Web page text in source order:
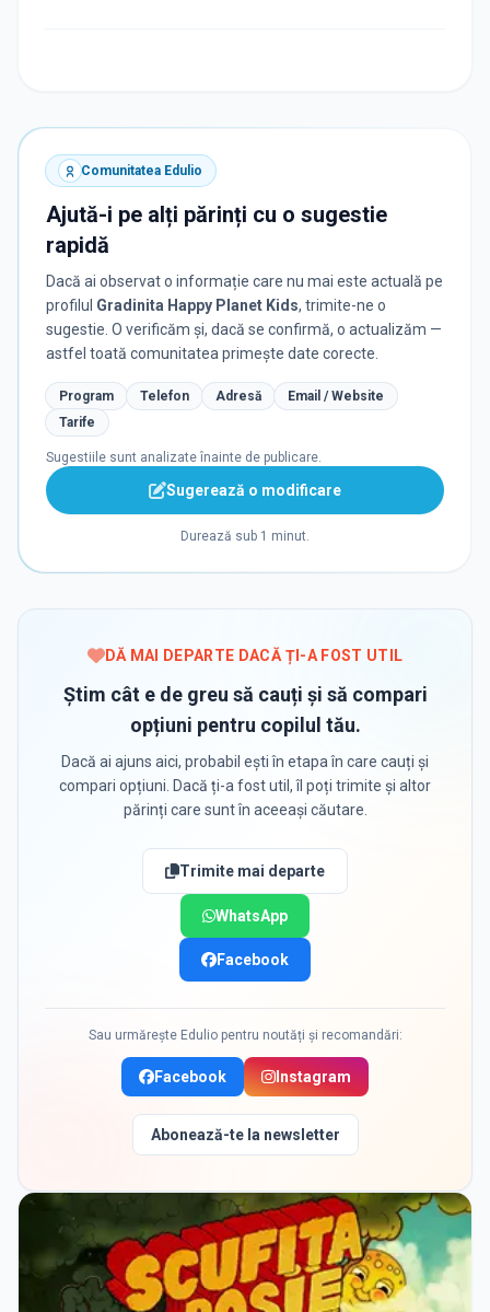
Comunitatea Edulio
Ajută-i pe alți părinți cu o sugestie
rapidă
Dacă ai observat o informație care nu mai este actuală pe
profilul Gradinita Happy Planet Kids, trimite-ne o
sugestie. O verificăm și, dacă se confirmă, o actualizăm —
astfel toată comunitatea primește date corecte.
Program Telefon Adresă
Email / Website
Tarife
Sugestiile sunt analizate înainte de publicare.
Sugerează o modificare
Durează sub 1 minut.
DĂ MAI DEPARTE DACĂ ȚI-A FOST UTIL
Știm cât e de greu să cauți și să compari
opțiuni pentru copilul tău.
Dacă ai ajuns aici, probabil ești în etapa în care cauți și
compari opțiuni. Dacă ți-a fost util, îl poți trimite și altor
părinți care sunt în aceeași căutare.
Trimite mai departe
WhatsApp
Facebook
Sau urmărește Edulio pentru noutăți și recomandări:
Facebook Instagram
Abonează-te la newsletter